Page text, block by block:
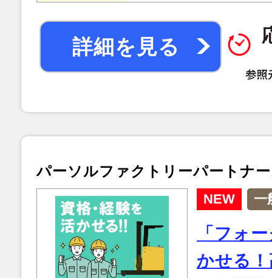
詳細を見る
パーソルファクトリーパートナ
NEW 一
「フォ
かせる